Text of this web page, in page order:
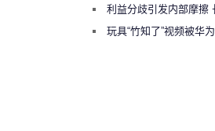
绕梁”利益分歧引发内部摩擦
曾将华为驻场工程师驱逐
玩具“竹知了”视频被华